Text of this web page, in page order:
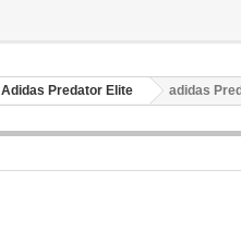
Adidas Predator Elite adidas